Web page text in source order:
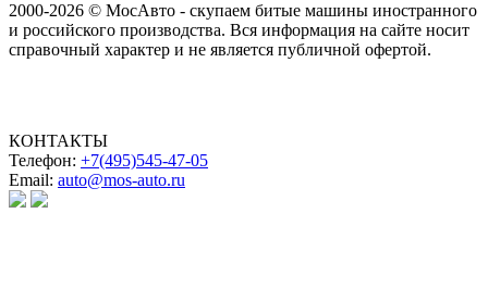
2000-2026 © МосАвто - скупаем битые машины иностранного
и российского производства. Вся информация на сайте носит
справочный характер и не является публичной офертой.
КОНТАКТЫ
Телефон: +7(495)545-47-05
Email: auto@mos-auto.ru